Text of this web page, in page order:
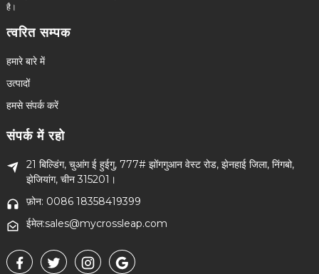
है।
त्वरित सम्पक
हमारे बारे में
उत्पादों
हमसे संपर्क करें
संपर्क में रहो
21 बिल्डिंग, चुआंग ई हुईगु, 777# झोंगगुआन वेस्ट रोड, झेनहाई जिला, निंगबो,
झेजियांग, चीन 315201।
फ़ोन: 0086 18358419399
ईमेल:sales@mycrossleap.com